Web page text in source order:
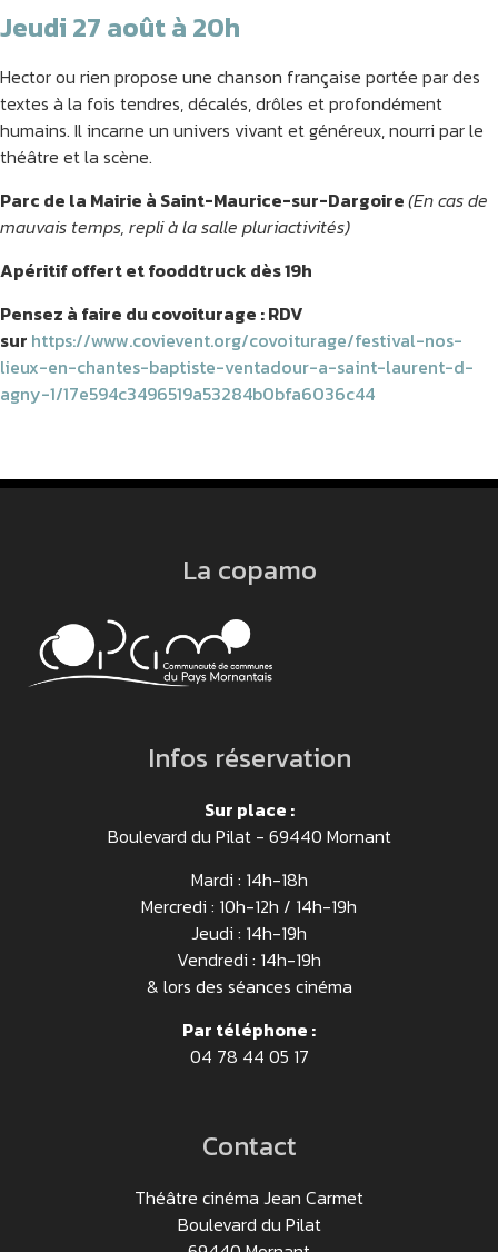
Jeudi 27 août à 20h
Hector ou rien propose une chanson française portée par des
textes à la fois tendres, décalés, drôles et profondément
humains. Il incarne un univers vivant et généreux, nourri par le
théâtre et la scène.
Parc de la Mairie à Saint-Maurice-sur-Dargoire(En cas de
mauvais temps, repli à la salle pluriactivités)
Apéritif offert et fooddtruck dès 19h
Pensez à faire du covoiturage : RDV
sur https://www.covievent.org/covoiturage/festival-nos-
lieux-en-chantes-baptiste-ventadour-a-saint-laurent-d-
agny-1/17e594c3496519a53284b0bfa6036c44
La copamo
Infos réservation
Sur place :
Boulevard du Pilat - 69440 Mornant
Mardi : 14h-18h
Mercredi : 10h-12h / 14h-19h
Jeudi : 14h-19h
Vendredi : 14h-19h
& lors des séances cinéma
Par téléphone :
04 78 44 05 17
Contact
Théâtre cinéma Jean Carmet
Boulevard du Pilat